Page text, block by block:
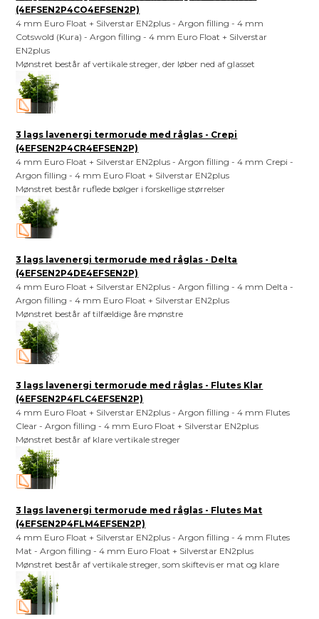
(4EFSEN2P4CO4EFSEN2P)
4 mm Euro Float + Silverstar EN2plus - Argon filling - 4 mm
Cotswold (Kura) - Argon filling - 4 mm Euro Float + Silverstar
EN2plus
Mønstret består af vertikale streger, der løber ned af glasset
3 lags lavenergi termorude med råglas - Crepi
(4EFSEN2P4CR4EFSEN2P)
4 mm Euro Float + Silverstar EN2plus - Argon filling - 4 mm Crepi -
Argon filling - 4 mm Euro Float + Silverstar EN2plus
Mønstret består ruflede bølger i forskellige størrelser
3 lags lavenergi termorude med råglas - Delta
(4EFSEN2P4DE4EFSEN2P)
4 mm Euro Float + Silverstar EN2plus - Argon filling - 4 mm Delta -
Argon filling - 4 mm Euro Float + Silverstar EN2plus
Mønstret består af tilfældige åre mønstre
3 lags lavenergi termorude med råglas - Flutes Klar
(4EFSEN2P4FLC4EFSEN2P)
4 mm Euro Float + Silverstar EN2plus - Argon filling - 4 mm Flutes
Clear - Argon filling - 4 mm Euro Float + Silverstar EN2plus
Mønstret består af klare vertikale streger
3 lags lavenergi termorude med råglas - Flutes Mat
(4EFSEN2P4FLM4EFSEN2P)
4 mm Euro Float + Silverstar EN2plus - Argon filling - 4 mm Flutes
Mat - Argon filling - 4 mm Euro Float + Silverstar EN2plus
Mønstret består af vertikale streger, som skiftevis er mat og klare